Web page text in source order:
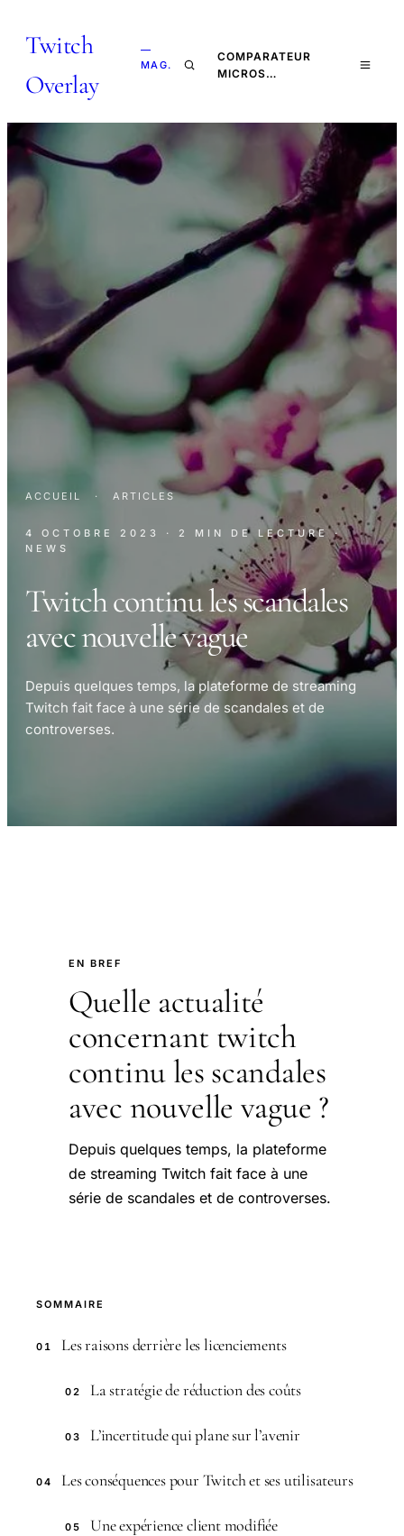
Twitch
Overlay
—
MAG.
COMPARATEUR
MICROS…
ACCUEIL · ARTICLES
4 OCTOBRE 2023 · 2 MIN DE LECTURE
·
NEWS
Twitch continu les scandales
avec nouvelle vague
Depuis quelques temps, la plateforme de streaming
Twitch fait face à une série de scandales et de
controverses.
EN BREF
Quelle actualité
concernant twitch
continu les scandales
avec nouvelle vague ?
Depuis quelques temps, la plateforme
de streaming Twitch fait face à une
série de scandales et de controverses.
SOMMAIRE
01 Les raisons derrière les licenciements
02 La stratégie de réduction des coûts
03 L’incertitude qui plane sur l’avenir
04 Les conséquences pour Twitch et ses utilisateurs
05 Une expérience client modifiée